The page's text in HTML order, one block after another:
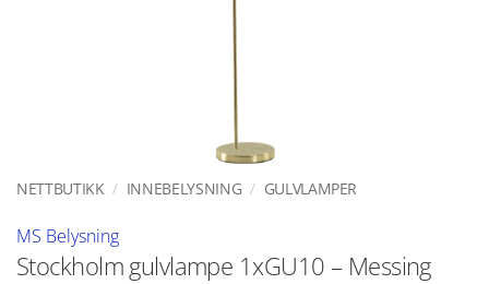
NETTBUTIKK / INNEBELYSNING / GULVLAMPER
MS Belysning
Stockholm gulvlampe 1xGU10 – Messing